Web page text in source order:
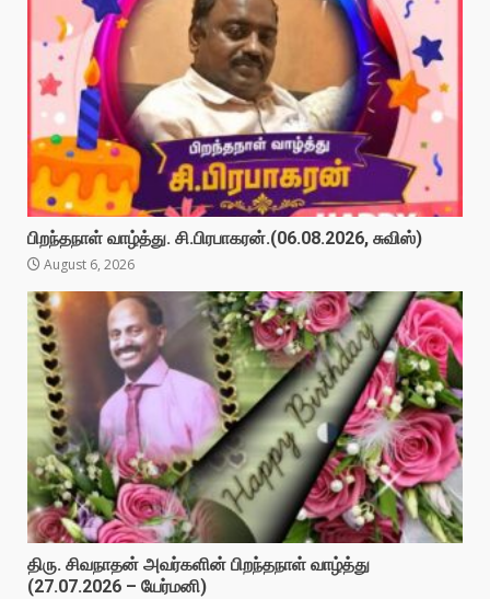
பிறந்தநாள் வாழ்த்து. சி.பிரபாகரன்.(06.08.2026, சுவிஸ்)
August 6, 2026
திரு. சிவநாதன் அவர்களின் பிறந்தநாள் வாழ்த்து
(27.07.2026 – யேர்மனி)